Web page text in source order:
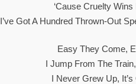
‘Cause Cruelty
I’ve Got A Hundred Thrown-Out
Easy They Come,
I Jump From The
I Never Grew Up,